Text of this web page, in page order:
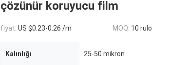
çözünür koruyucu film
fiyat: US $0.23-0.26 /m MOQ: 10 rulo
Kalınlığı 25-50 mikron